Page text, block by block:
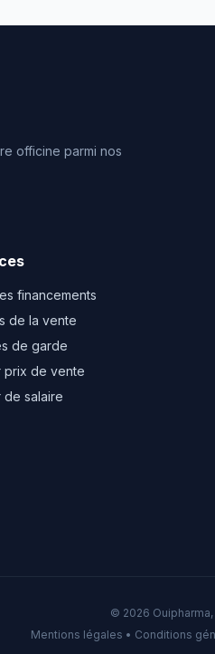
officine parmi nos
financements
de la vente
de garde
prix de vente
de salaire
© 2026
Mentions légales • Conditions